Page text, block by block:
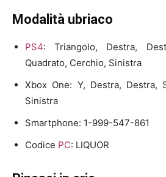
Modalità ubriaco
PS4: Triangolo, Destra,
Quadrato, Cerchio, Sinistra
Xbox One: Y, Destra, Destra,
Sinistra
Smartphone: 1-999-547-861
Codice PC: LIQUOR